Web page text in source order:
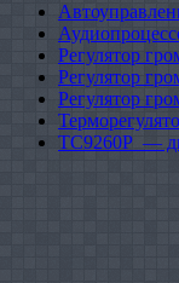
Регулятор
Регулятор
Регулятор
TC9260P —